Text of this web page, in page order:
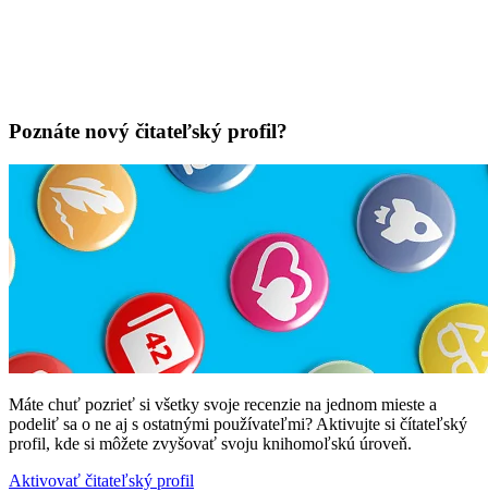
Poznáte nový čitateľský profil?
Máte chuť pozrieť si všetky svoje recenzie na jednom mieste a
podeliť sa o ne aj s ostatnými používateľmi? Aktivujte si čítateľský
profil, kde si môžete zvyšovať svoju knihomoľskú úroveň.
Aktivovať čitateľský profil